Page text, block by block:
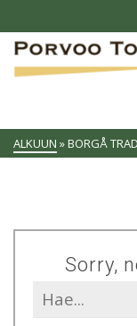
ALKUUN »BORGÅ
Sorry,
Search
for: